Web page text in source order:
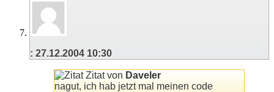
: 27.12.2004 10:30
Zitat von Daveler
nagut, ich hab jetzt mal meinen code